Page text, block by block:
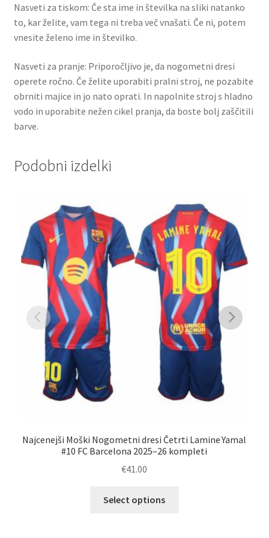
Nasveti za tiskom: Če sta ime in številka na sliki natanko
to, kar želite, vam tega ni treba več vnašati. Če ni, potem
vnesite želeno ime in številko.
Nasveti za pranje: Priporočljivo je, da nogometni dresi
operete ročno. Če želite uporabiti pralni stroj, ne pozabite
obrniti majice in jo nato oprati. In napolnite stroj s hladno
vodo in uporabite nežen cikel pranja, da boste bolj zaščitili
barve.
Podobni izdelki
Najcenejši Moški Nogometni dresi Četrti Lamine Yamal
#10 FC Barcelona 2025–26 kompleti
€41.00
Select options